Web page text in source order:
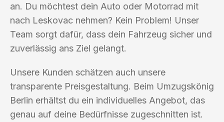
an. Du möchtest dein Auto oder Motorrad mit
nach Leskovac nehmen? Kein Problem! Unser
Team sorgt dafür, dass dein Fahrzeug sicher und
zuverlässig ans Ziel gelangt.
Unsere Kunden schätzen auch unsere
transparente Preisgestaltung. Beim Umzugskönig
Berlin erhältst du ein individuelles Angebot, das
genau auf deine Bedürfnisse zugeschnitten ist.